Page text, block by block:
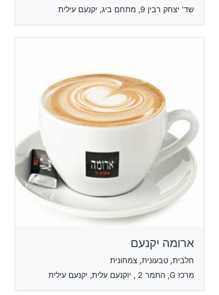
שד' יצחק רבין 9, מתחם ביג, יקנעם עילית
ארומה יקנעם
חלבית, טבעונית, צמחונית
מרכז G, התמר 2 , יוקנעם עלית, יקנעם עילית